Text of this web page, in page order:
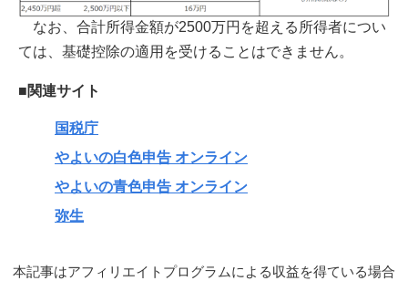
なお、合計所得金額が2500万円を超える所得者につい
ては、基礎控除の適用を受けることはできません。
■関連サイト
国税庁
やよいの白色申告 オンライン
やよいの青色申告 オンライン
弥生
本記事はアフィリエイトプログラムによる収益を得ている場合